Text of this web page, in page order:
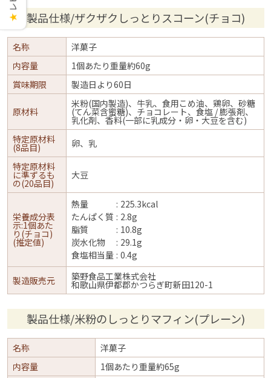
製品仕様/ザクザクしっとりスコーン(チョコ)
名称
洋菓子
内容量
1個あたり重量約60g
賞味期限
製造日より60日
原材料
米粉(国内製造)、牛乳、食用こめ油、鶏卵、砂糖
(てん菜含蜜糖)、チョコレート、食塩 / 膨張剤、
乳化剤、香料(一部に乳成分・卵・大豆を含む)
特定原材料
(8品目)
卵、乳
特定原材料
に準ずるも
の(20品目)
大豆
栄養成分表
示:1個あた
り(チョコ)
(推定値)
熱量
225.3kcal
たんぱく質
2.8g
脂質
10.8g
炭水化物
29.1g
食塩相当量 0.4g
製造販売元 築野食品工業株式会社
和歌山県伊都郡かつらぎ町新田120-1
製品仕様/米粉のしっとりマフィン(プレーン)
名称
洋菓子
内容量
1個あたり重量約65g
★